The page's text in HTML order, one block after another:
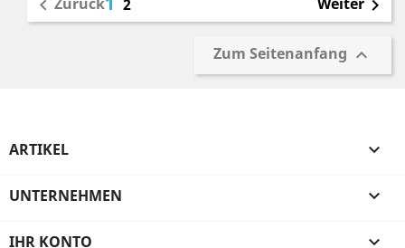
 2 
Zum Seitenanfang 
ARTIKEL 
UNTERNEHMEN 
IHR KONTO 